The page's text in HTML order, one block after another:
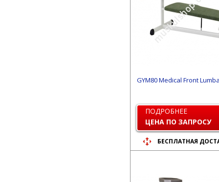
GYM80 Medical Front
ПОДРОБНЕЕ
ЦЕНА ПО ЗАПРОСУ
БЕСПЛАТНАЯ